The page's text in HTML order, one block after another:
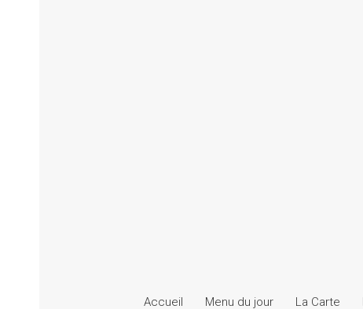
Accueil Menu du jour La Carte